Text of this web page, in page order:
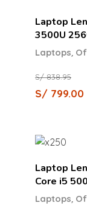
Laptop
3500U
S/ 799.00
S/838.95
Laptops
Laptop
Core i5
Laptops